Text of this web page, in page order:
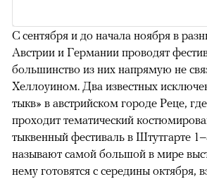
С сентября и до начала ноября в
Австрии и Германии проводят
большинство из них напрямую не
Хеллоуином. Два известных
тыкв» в австрийском городе Реце,
проходит тематический
тыквенный фестиваль в Штутгарте
называют самой большой в мире
нему готовятся с середины октября,